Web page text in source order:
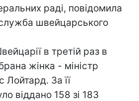
раді, повідомила
швейцарського
в третій раз в
жінка - міністр
Лойтард. За її
віддано 158 зі 183